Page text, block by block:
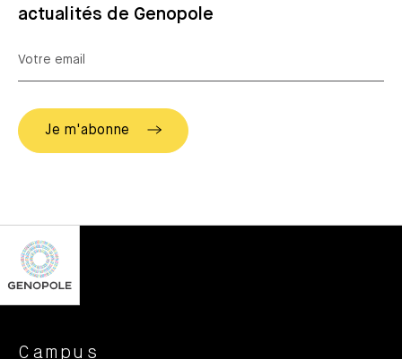
actualités de Genopole
Campus